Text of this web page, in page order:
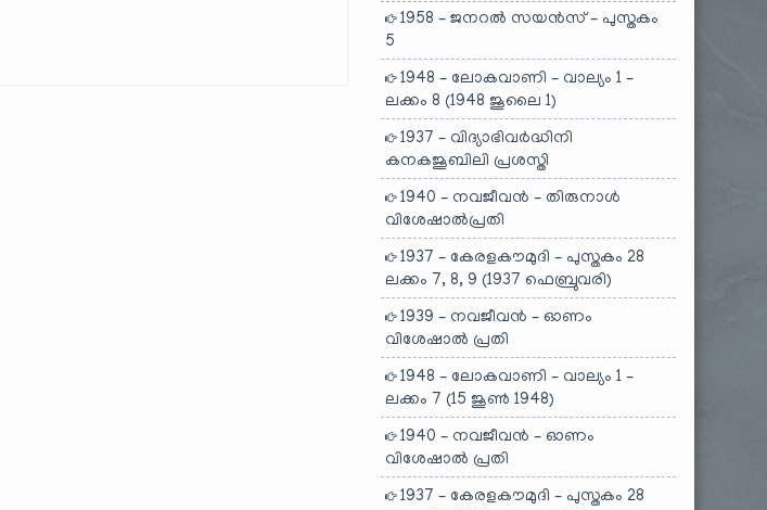
1958 – ജനറൽ സയൻസ് – പുസ്തകം
5
1948 – ലോകവാണി – വാല്യം 1 –
ലക്കം 8 (1948 ജൂലൈ 1)
1937 – വിദ്യാഭിവർദ്ധിനി
കനകജൂബിലി പ്രശസ്തി
1940 – നവജീവൻ – തിരുനാൾ
വിശേഷാൽപ്രതി
1937 – കേരളകൗമുദി – പുസ്തകം 28
ലക്കം 7, 8, 9 (1937 ഫെബ്രുവരി)
1939 – നവജീവൻ – ഓണം
വിശേഷാൽ പ്രതി
1948 – ലോകവാണി – വാല്യം 1 –
ലക്കം 7 (15 ജൂൺ 1948)
1940 – നവജീവൻ – ഓണം
വിശേഷാൽ പ്രതി
1937 – കേരളകൗമുദി – പുസ്തകം 28